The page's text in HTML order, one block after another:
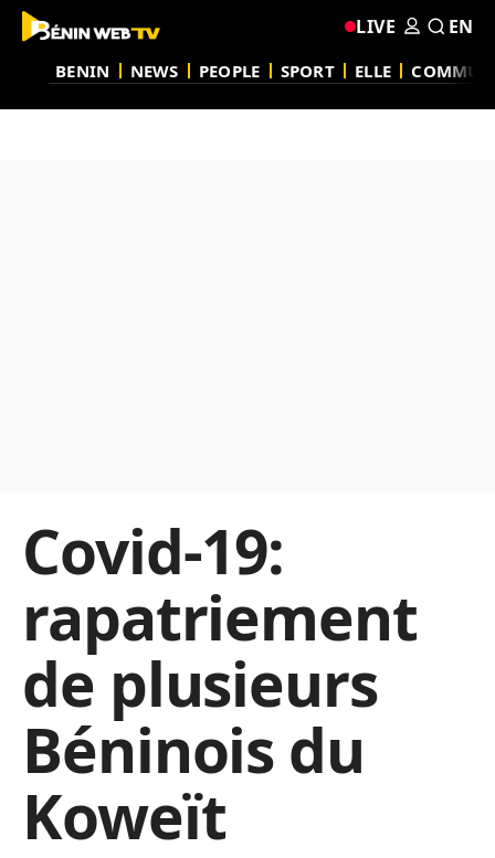
BENIN NEWS PEOPLE SPORT ELLE
LIVE EN
Covid-19:
rapatriement
de plusieurs
Béninois du
Koweït